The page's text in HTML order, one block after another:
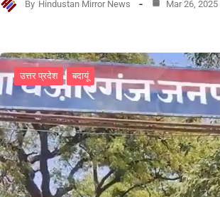
By Hindustan Mirror News Mar 26, 2025
उत्तर प्रदेश बदायूं